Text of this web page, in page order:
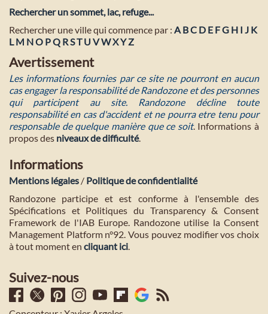
Rechercher un sommet, lac, refuge...
Rechercher une ville qui commence par : A BC D E FG H I J K
L M NO PQ RST U VWXYZ
Avertissement
Les informations fournies par ce site ne pourront en aucun
cas engager la responsabilité de Randozone et des personnes
qui participent au site. Randozone décline toute
responsabilité en cas d'accident et ne pourra etre tenu pour
responsable de quelque manière que ce soit. Informations à
propos des niveaux de difficulté.
Informations
Mentions légales / Politique de confidentialité
Randozone participe et est conforme à l'ensemble des
Spécifications et Politiques du Transparency & Consent
Framework de l'IAB Europe. Randozone utilise la Consent
Management Platform n°92. Vous pouvez modifier vos choix
à tout moment en cliquant ici.
Suivez-nous